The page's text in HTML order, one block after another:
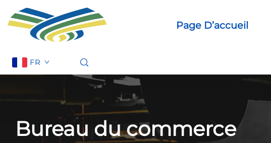
Page D’accueil
FR
Bureau du commerce